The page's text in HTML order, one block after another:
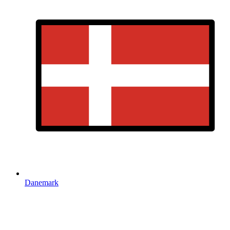
Danemark